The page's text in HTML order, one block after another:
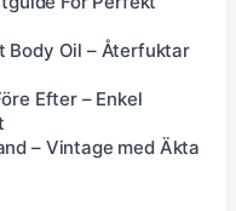
Body Oil – Återfuktar
Efter – Enkel
– Vintage med Äkta